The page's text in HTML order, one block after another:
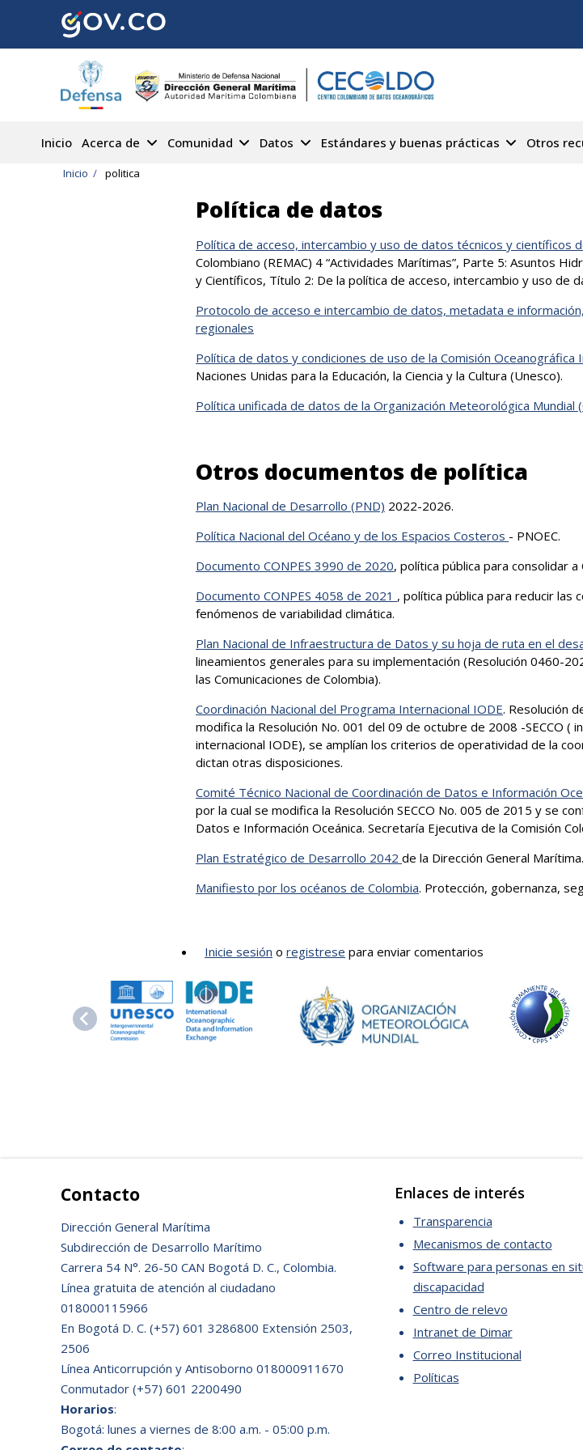
contenido
Inicio Acerca de Comunidad Datos Estándares y buenas prácticas Otros
Sobrescribir
Inicio politica
Política de datos
Política de acceso, intercambio y uso de datos técnicos y científicos
Colombiano (REMAC) 4 “Actividades Marítimas”, Parte 5: Asuntos
y Científicos, Título 2: De la política de acceso, intercambio y uso de
Protocolo de acceso e intercambio de datos, metadata e
regionales
Política de datos y condiciones de uso de la Comisión Oceanográfica
Naciones Unidas para la Educación, la Ciencia y la Cultura (Unesco).
Política unificada de datos de la Organización Meteorológica Mundial
Otros documentos de política
Plan Nacional de Desar​rollo (PND) 2022-2026.
Política Nacional del Océano y de los Espacios Costeros - PNOEC.
Documento CONPES 3990 de 2020, política pública para consolidar
Documento CONPES 4058 de 2021 , política pública para reducir
fenómenos de variabilidad climática.
Plan Nacional de Infraestructura de Datos y su hoja de ruta en el
lineamientos generales para su implementación (Resolución 0460-
las Comunicaciones de Colombia).
Coordinación Nacional del Programa Internacional IODE. Resolución
modifica la Resolución No. 001 del 09 de octubre de 2008 -SECCO (
internacional IODE), se amplían los criterios de operatividad de la
dictan otras disposiciones.
Comité Técnico Nacional de Coordinación de Datos e Información
por la cual se modifica la Resolución SECCO No. 005 de 2015 y se
Datos e Información Oceánica. Secretaría Ejecutiva de la Comisión
Plan Estratégico de Desarrollo 2042 de la Dirección General Marítima.
Manifiesto por los océanos de Colombia. Protección, gobernanza,
Inicie sesión o registrese para enviar comentarios
Contacto
Dirección General Marítima
Subdirección de Desarrollo Marítimo
Carrera 54 N°. 26-50 CAN Bogotá D. C., Colombia.
Línea gratuita de atención al ciudadano
018000115966
En Bogotá D. C. (+57) 601 3286800 Extensión 2503,
2506
Línea Anticorrupción y Antisoborno 018000911670
Conmutador (+57) 601 2200490
Horarios:
Bogotá: lunes a viernes de 8:00 a.m. - 05:00 p.m.
Enlaces de interés
Transparencia
Mecanismos de contacto
Software para personas en
discapacidad
Centro de relevo
Intranet de Dimar
Correo Institucional
Políticas